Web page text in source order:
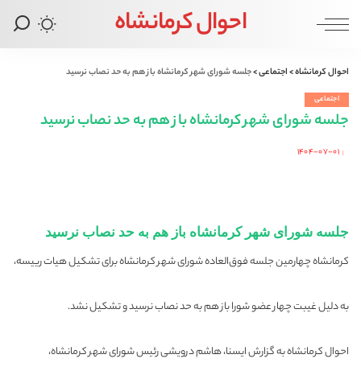
احوال کرمانشاه
احوال کرمانشاه>اجتماعی>جلسه شورای شهر کرمانشاه باز هم به حد نصاب نرسید
اجتماعی
جلسه شورای شهر کرمانشاه باز هم به حد نصاب نرسید
Posted
۱۴۰۴-۰۷-۰۱
جلسه شورای شهر کرمانشاه باز هم به حد نصاب نرسید
کرمانشاه چهارمین جلسه فوق‌العاده شورای شهر کرمانشاه برای تشکیل هیات رییسه،
به دلیل غیبت چهار عضو شورا باز هم به حد نصاب نرسید و تشکیل نشد.
احوال کرمانشاه به گزارش ایسنا، هاشم درویشی رئیس شورای شهر کرمانشاه،